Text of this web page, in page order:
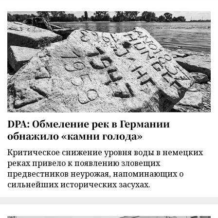
DPA: Обмеление рек в Германии
обнажило «камни голода»
Критическое снижение уровня воды в немецких
реках привело к появлению зловещих
предвестников неурожая, напоминающих о
сильнейших исторических засухах.